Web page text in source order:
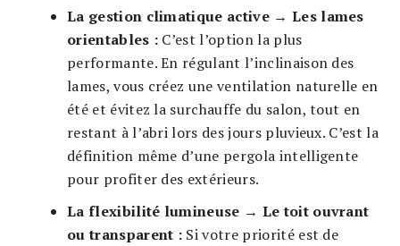
La gestion climatique active → Les lames
orientables : C’est l’option la plus
performante. En régulant l’inclinaison des
lames, vous créez une ventilation naturelle en
été et évitez la surchauffe du salon, tout en
restant à l’abri lors des jours pluvieux. C’est la
définition même d’une pergola intelligente
pour profiter des extérieurs.
La flexibilité lumineuse → Le toit ouvrant
ou transparent : Si votre priorité est de